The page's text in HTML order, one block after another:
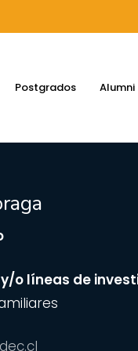
Postgrados Alumni
o líneas de